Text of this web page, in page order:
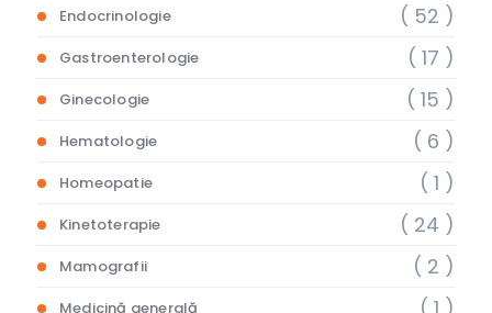
Endocrinologie ( 52 )
Gastroenterologie ( 17 )
Ginecologie ( 15 )
Hematologie ( 6 )
Homeopatie ( 1 )
Kinetoterapie ( 24 )
Mamografii ( 2 )
Medicină generală